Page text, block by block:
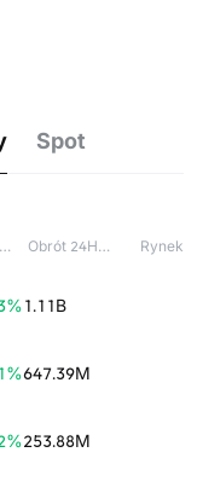
Spot
24-godzinna zmiana Obrót 24H(USDT) Rynek
%1.11B
%647.39M
%253.88M